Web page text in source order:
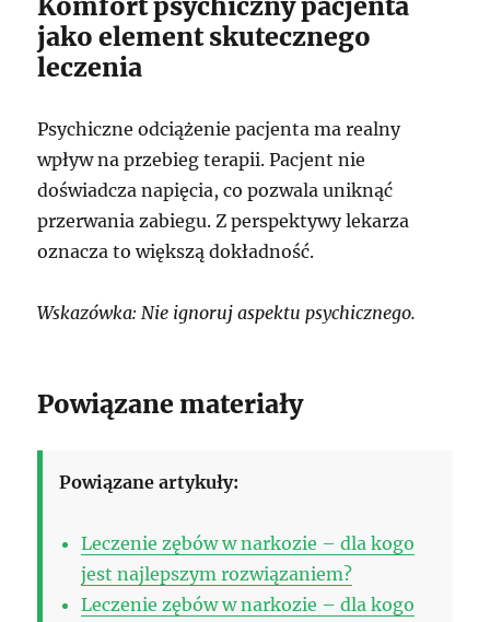
Komfort psychiczny pacjenta
jako element skutecznego
leczenia
Psychiczne odciążenie pacjenta ma realny
wpływ na przebieg terapii. Pacjent nie
doświadcza napięcia, co pozwala uniknąć
przerwania zabiegu. Z perspektywy lekarza
oznacza to większą dokładność.
Wskazówka: Nie ignoruj aspektu psychicznego.
Powiązane materiały
Powiązane artykuły:
Leczenie zębów w narkozie – dla kogo
jest najlepszym rozwiązaniem?
Leczenie zębów w narkozie – dla kogo